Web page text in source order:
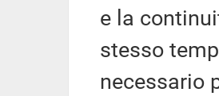
e la
stesso
necessario